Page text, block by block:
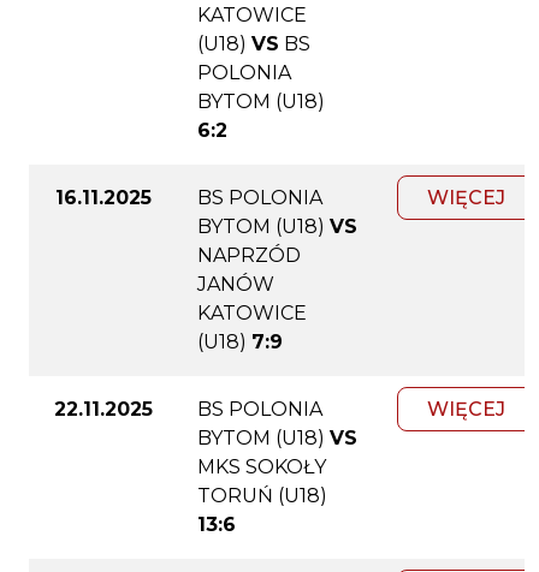
KATOWICE
(U18) VS BS
POLONIA
BYTOM (U18)
6:2
16.11.2025
BS POLONIA
BYTOM (U18) VS
NAPRZÓD
JANÓW
KATOWICE
(U18) 7:9
WIĘCEJ
22.11.2025
BS POLONIA
BYTOM (U18) VS
MKS SOKOŁY
TORUŃ (U18)
13:6
WIĘCEJ